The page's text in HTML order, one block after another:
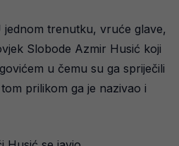
jednom trenutku, vruće glave,
Slobode Azmir Husić koji
u čemu su ga spriječili
prilikom ga je nazivao i